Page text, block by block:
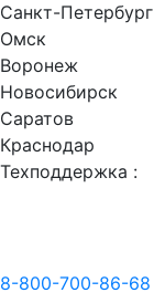
Санкт-Петербург
Омск
Воронеж
Новосибирск
Саратов
Краснодар
Техподдержка :
8-800-700-86-68